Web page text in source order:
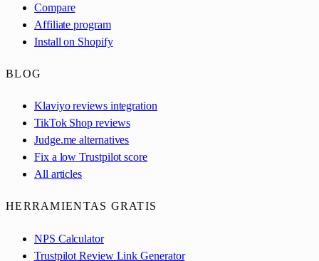
Compare
Affiliate program
Install on Shopify
BLOG
Klaviyo reviews integration
TikTok Shop reviews
Judge.me alternatives
Fix a low Trustpilot score
All articles
HERRAMIENTAS GRATIS
NPS Calculator
Trustpilot Review Link Generator